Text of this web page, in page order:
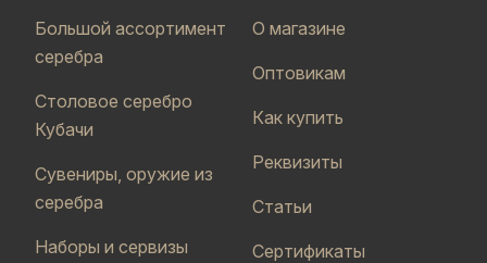
Большой ассортимент
серебра
Столовое серебро
Кубачи
Сувениры, оружие из
серебра
Наборы и сервизы
О магазине
Оптовикам
Как купить
Реквизиты
Статьи
Сертификаты